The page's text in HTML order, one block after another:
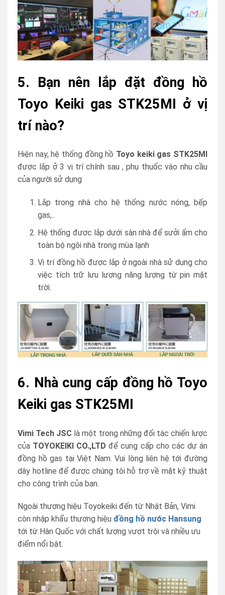
5. Bạn nên lắp đặt đồng hồ
Toyo Keiki gas STK25MI ở vị
trí nào?
Hiện nay, hệ thống đồng hồ Toyo keiki gas STK25MI
được lắp ở 3 vị trí chính sau , phụ thuốc vào nhu cầu
của người sử dụng
Lắp trong nhà cho hệ thống nước nóng, bếp
gas,..
Hệ thống được lắp dưới sàn nhà để sưởi ấm cho
toàn bộ ngôi nhà trong mùa lạnh
Vị trí đồng hồ được lắp ở ngoài nhà sử dụng cho
việc tích trữ lưu lượng năng lượng từ pin mặt
trời.
6. Nhà cung cấp đồng hồ Toyo
Keiki gas STK25MI
Vimi Tech JSC là một trong những đối tác chiến lược
của TOYOKEIKI CO.,LTD để cung cấp cho các dự án
đồng hồ gas tại Việt Nam. Vui lòng liên hệ tới đường
dây hotline để được chúng tôi hỗ trợ về mặt kỹ thuật
cho công trình của bạn.
Ngoài thương hiệu Toyokeiki đến từ Nhật Bản, Vimi
còn nhập khẩu thương hiệu đồng hồ nước Hansung
tới từ Hàn Quốc với chất lượng vượt trội và nhiều ưu
điểm nổi bật.